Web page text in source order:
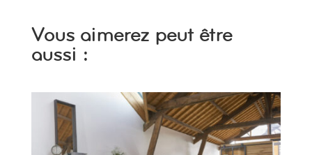
Vous aimerez peut être
aussi :